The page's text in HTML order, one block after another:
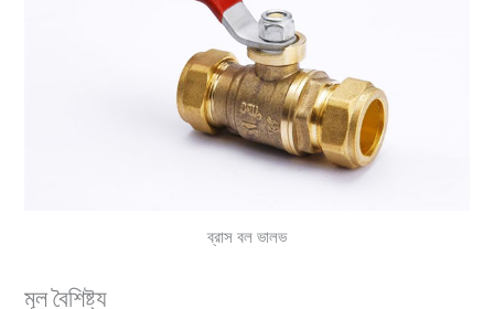
ব্রাস বল ভালভ
মূল বৈশিষ্ট্য